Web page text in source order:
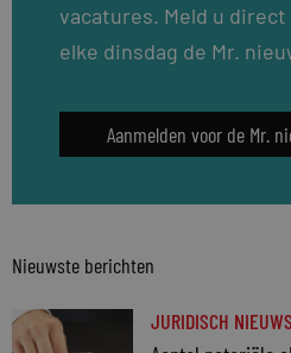
vacatures. Meld u direct
elke dinsdag de Mr.
Aanmelden voor de Mr.
Nieuwste berichten
JURIDISCH NIEUWS